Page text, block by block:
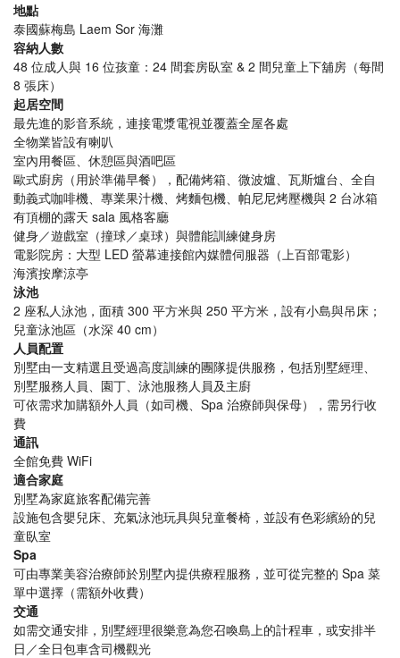
地點
泰國蘇梅島 Laem Sor 海灘
容納人數
48 位成人與 16 位孩童：24 間套房臥室 & 2 間兒童上下舖房（每間
8 張床）
起居空間
最先進的影音系統，連接電漿電視並覆蓋全屋各處
全物業皆設有喇叭
室內用餐區、休憩區與酒吧區
歐式廚房（用於準備早餐），配備烤箱、微波爐、瓦斯爐台、全自
動義式咖啡機、專業果汁機、烤麵包機、帕尼尼烤壓機與 2 台冰箱
有頂棚的露天 sala 風格客廳
健身／遊戲室（撞球／桌球）與體能訓練健身房
電影院房：大型 LED 螢幕連接館內媒體伺服器（上百部電影）
海濱按摩涼亭
泳池
2 座私人泳池，面積 300 平方米與 250 平方米，設有小島與吊床；
兒童泳池區（水深 40 cm）
人員配置
別墅由一支精選且受過高度訓練的團隊提供服務，包括別墅經理、
別墅服務人員、園丁、泳池服務人員及主廚
可依需求加購額外人員（如司機、Spa 治療師與保母），需另行收
費
通訊
全館免費 WiFi
適合家庭
別墅為家庭旅客配備完善
設施包含嬰兒床、充氣泳池玩具與兒童餐椅，並設有色彩繽紛的兒
童臥室
Spa
可由專業美容治療師於別墅內提供療程服務，並可從完整的 Spa 菜
單中選擇（需額外收費）
交通
如需交通安排，別墅經理很樂意為您召喚島上的計程車，或安排半
日／全日包車含司機觀光